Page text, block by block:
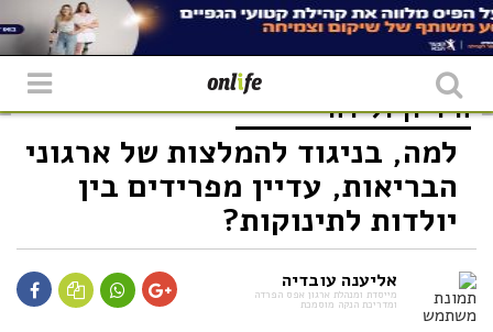
היריון ולידה
למה, בניגוד להמלצות של ארגוני
הבריאות, עדיין מפרידים בין
יולדות לתינוקות?
אליענה עובדיה
מייסדת ומנהלת ארגון אפס הפרדה
ומדריכת הנקה מוסמכת